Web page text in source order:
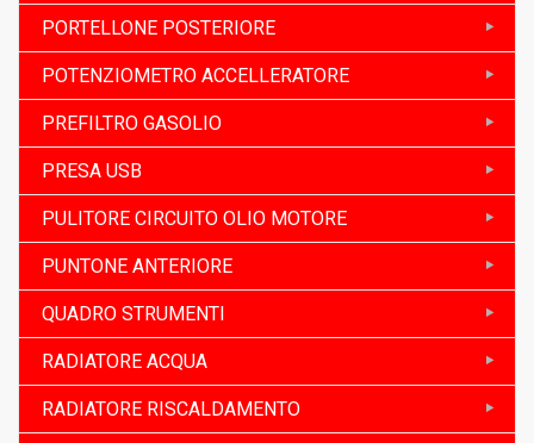
PORTELLONE POSTERIORE
POTENZIOMETRO ACCELLERATORE
PREFILTRO GASOLIO
PRESA USB
PULITORE CIRCUITO OLIO MOTORE
PUNTONE ANTERIORE
QUADRO STRUMENTI
RADIATORE ACQUA
RADIATORE RISCALDAMENTO